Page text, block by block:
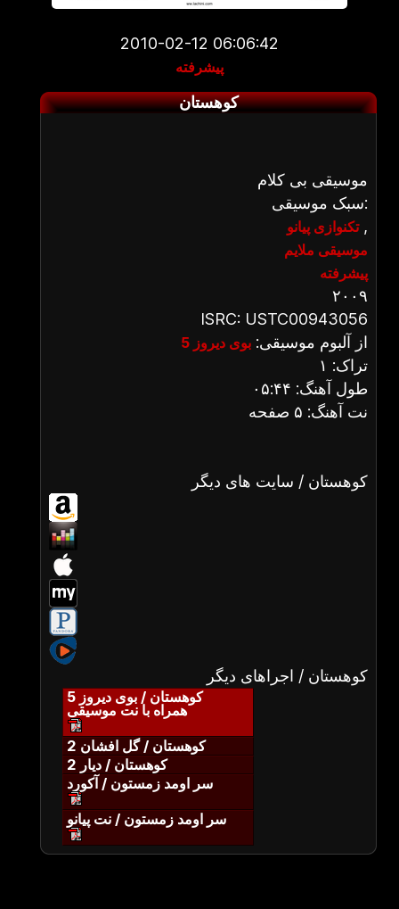
2010-02-12 06:06:42
پیشرفته
کوهستان
موسیقی بی کلام
سبک موسیقی:
تکنوازی پیانو,
موسیقی ملایم
پیشرفته
۲۰۰۹
ISRC: USTC00943056
از آلبوم موسیقی: بوی دیروز 5
تراک: ۱
طول آهنگ: ۰۵:۴۴
نت آهنگ: ۵ صفحه
کوهستان / سایت های دیگر
کوهستان / اجراهای دیگر
کوهستان / بوی دیروز 5
همراه با نت موسیقی
کوهستان / گل افشان 2
کوهستان / دیار 2
سر اومد زمستون / آکورد
سر اومد زمستون / نت پیانو